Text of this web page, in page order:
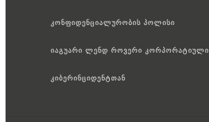
კონფიდენციალურობის პოლისი
იაგუარი ლენდ როვერი კორპორატიული
კიბერინციდენტთან